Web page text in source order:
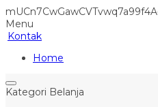
Menu
Kontak
Home
Kategori Belanja